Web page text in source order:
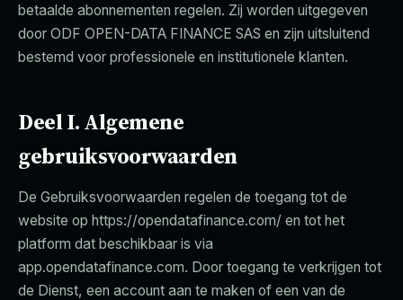
betaalde abonnementen regelen. Zij worden uitgegeven
door ODF OPEN-DATA FINANCE SAS en zijn uitsluitend
bestemd voor professionele en institutionele klanten.
Deel I. Algemene
gebruiksvoorwaarden
De Gebruiksvoorwaarden regelen de toegang tot de
website op https://opendatafinance.com/ en tot het
platform dat beschikbaar is via
app.opendatafinance.com. Door toegang te verkrijgen tot
de Dienst, een account aan te maken of een van de